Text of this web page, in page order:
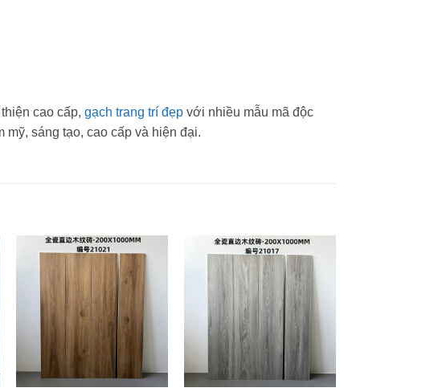
cao cấp, gạch trang trí đẹpvới nhiều mẫu mã độc
sáng tạo, cao cấp và hiện đại.